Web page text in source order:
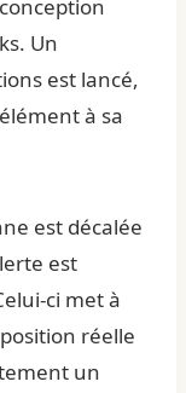
Un
est lancé,
à sa
est décalée
est
ci met à
réelle
un